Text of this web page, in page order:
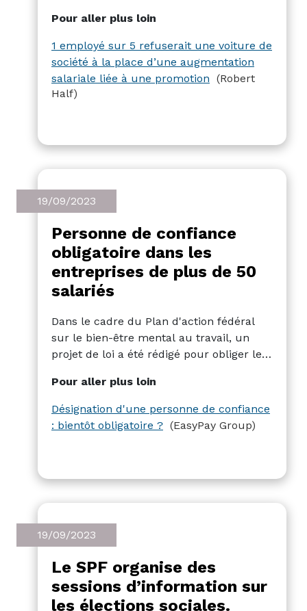
promotion. L'intérêt pour cet avantage
diminue avec l'âge. Les solutions de
mobilité flexibles gagnent en popularité,
mais la voiture de fonction reste un
argument clé pour les employeurs et les
Pour aller plus loin
1 employé sur 5 refuserait une voiture de
société à la place d’une augmentation
salariale liée à une promotion (Robert
Half)
19/09/2023
Personne de confiance
obligatoire dans les
entreprises de plus de 50
salariés
Dans le cadre du Plan d'action fédéral
sur le bien-être mental au travail, un
projet de loi a été rédigé pour obliger les
mettre en place la désignation d'un
personne de confiance. Les détails
définitifs devraient être annoncés à la
Pour aller plus loin
Désignation d'une personne de confiance
: bientôt obligatoire ? (EasyPay Group)
19/09/2023
Le SPF organise des
sessions d’information sur
les élections sociales.